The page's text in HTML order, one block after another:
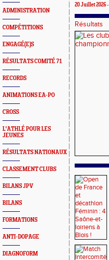
ADMINISTRATION
COMPÉTITIONS
ENGAGÉ(E)S
RÉSULTATS COMITÉ 71
RECORDS
ANIMATIONS EA-PO
CROSS
L'ATHLÉ POUR LES
JEUNES
RÉSULTATS NATIONAUX
CLASSEMENT CLUBS
BILANS JPV
BILANS
FORMATIONS
ANTI-DOPAGE
DIAGNOFORM
20 Juillet 2026 -
Résultats